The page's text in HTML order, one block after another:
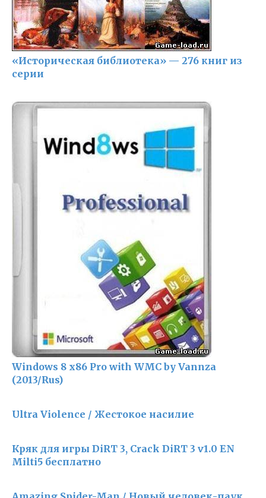
«Историческая библиотека» — 276 книг из
серии
Windows 8 x86 Pro with WMC by Vannza
(2013/Rus)
Ultra Violence / Жестокое насилие
Кряк для игры DiRT 3, Crack DiRT 3 v1.0 EN
Milti5 бесплатно